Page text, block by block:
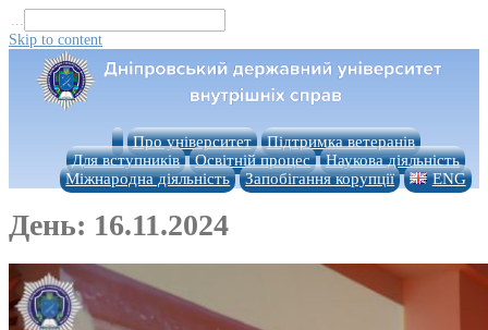
...
Skip to content
Про університет
Підтримка ветеранів
Для вступників
Освітній процес
Наукова діяльність
Міжнародна діяльність
Запобігання корупції ENG
День: 16.11.2024